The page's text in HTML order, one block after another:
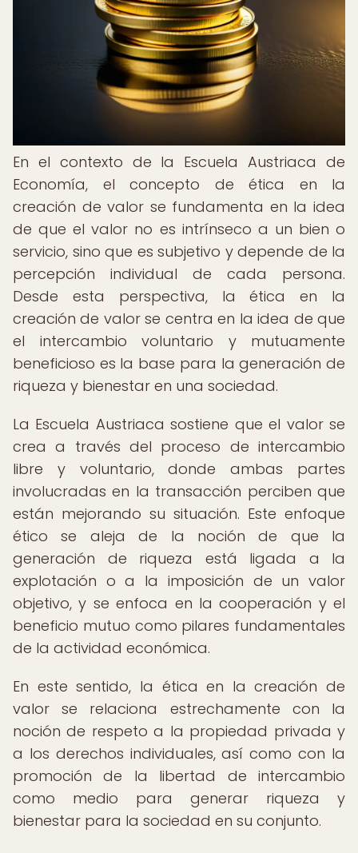
En el contexto de la Escuela Austriaca de
Economía, el concepto de ética en la
creación de valor se fundamenta en la idea
de que el valor no es intrínseco a un bien o
servicio, sino que es subjetivo y depende de la
percepción individual de cada persona.
Desde esta perspectiva, la ética en la
creación de valor se centra en la idea de que
el intercambio voluntario y mutuamente
beneficioso es la base para la generación de
riqueza y bienestar en una sociedad.
La Escuela Austriaca sostiene que el valor se
crea a través del proceso de intercambio
libre y voluntario, donde ambas partes
involucradas en la transacción perciben que
están mejorando su situación. Este enfoque
ético se aleja de la noción de que la
generación de riqueza está ligada a la
explotación o a la imposición de un valor
objetivo, y se enfoca en la cooperación y el
beneficio mutuo como pilares fundamentales
de la actividad económica.
En este sentido, la ética en la creación de
valor se relaciona estrechamente con la
noción de respeto a la propiedad privada y
a los derechos individuales, así como con la
promoción de la libertad de intercambio
como medio para generar riqueza y
bienestar para la sociedad en su conjunto.